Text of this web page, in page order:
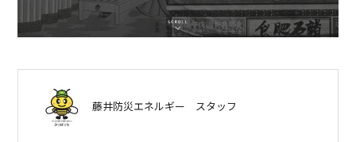
藤井防災エネルギー スタッフ